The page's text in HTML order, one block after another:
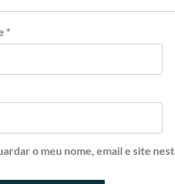
*
o meu nome, email e site